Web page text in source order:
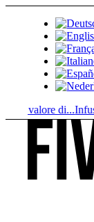
di...Infused